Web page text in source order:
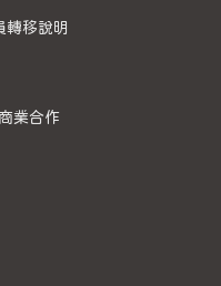
轉移說明
商業合作